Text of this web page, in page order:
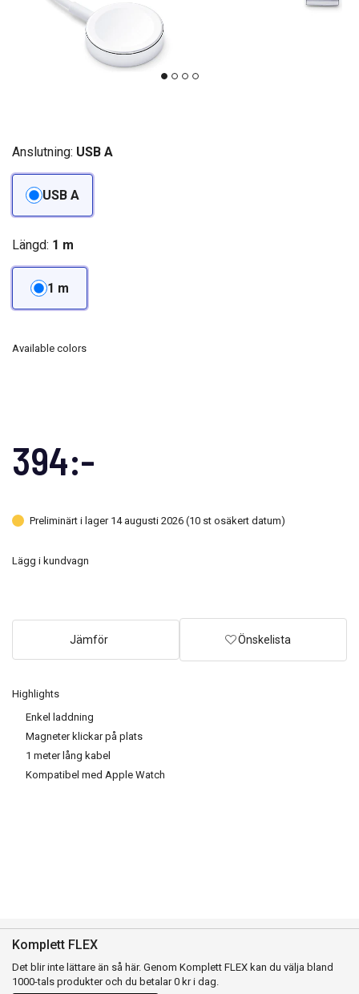
Highlights
Enkel laddning
Magneter klickar på plats
1 meter lång kabel
Kompatibel med Apple Watch
394:-
Anslutning: USB A
USB A
Längd: 1 m
1 m
Available colors
Preliminärt i lager 14 augusti 2026 (10 st osäkert datum)
Lägg i kundvagn
Jämför Önskelista
Komplett FLEX
Det blir inte lättare än så här. Genom Komplett FLEX kan du välja bland
1000-tals produkter och du betalar 0 kr i dag.